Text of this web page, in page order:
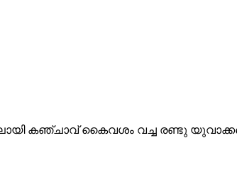
കഞ്ചാവ് കൈവശം വച്ച രണ്ടു